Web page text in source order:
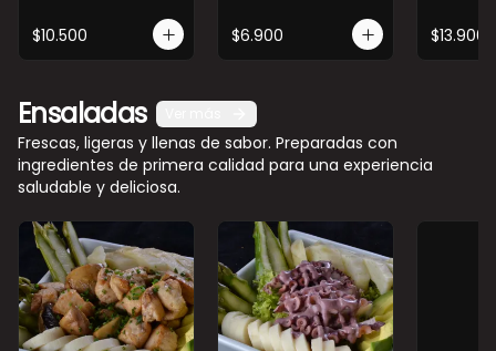
$10.500 $6.900 $13.900
Ensaladas
Frescas, ligeras y llenas de sabor. Preparadas con
ingredientes de primera calidad para una experiencia
saludable y deliciosa.